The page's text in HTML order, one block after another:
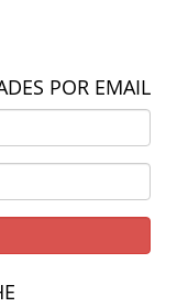
POR EMAIL